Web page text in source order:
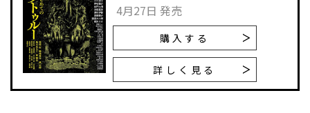
4月27日 発売
購入する
詳しく見る